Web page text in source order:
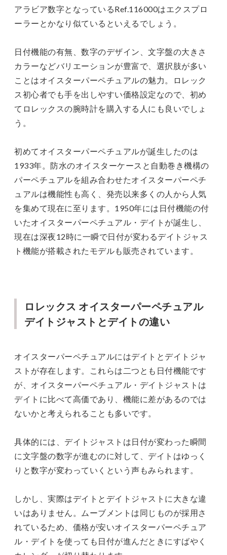
アラビア数字となっているRef.116000はエクスプロ
ーラーとかなり似ているといえるでしょう。
日付機能の有無、数字のデザイン、文字盤の大きさ
カラーなどバリエーションが豊富で、選択肢が多い
ことはオイスターパーペチュアルの魅力。ロレック
ス初心者でも手を出しやすい価格設定なので、初め
てロレックスの腕時計を購入する人にも良いでしょ
う。
初めてオイスターパーペチュアルが誕生したのは
1933年。防水のオイスターケースと自動巻き機構の
パーペチュアルを組み合わせたオイスターパーペチ
ュアルは機能性も高く、発売以来多くの人から人気
を集めて現在に至ります。1950年には日付機能の付
いたオイスターパーペチュアル・デイトが誕生し、
現在は深夜12時に一瞬で日付が変わるデイトジャス
ト機能が搭載されたモデルも販売されています。
ロレックス オイスターパーペチュアル
デイトジャストとデイトの違い
オイスターパーペチュアルにはデイトとデイトジャ
ストが存在します。これらは二つとも日付機能です
が、オイスターパーペチュアル・デイトジャストは
デイトに比べて高価であり、機能に差があるのでは
ないかと考えられることも多いです。
具体的には、デイトジャストは日付が変わった瞬間
に文字盤の数字が進むのに対して、デイトはゆっく
りと数字が変わっていくという声もみられます。
しかし、実際はデイトとデイトジャストに大きな違
いはありません。ムーブメントは同じものが採用さ
れているため、価格が安いオイスターパーペチュア
ル・デイトを使っても日付が進んだときにすばやく